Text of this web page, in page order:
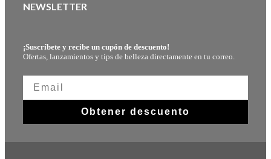
NEWSLETTER
¡Suscríbete y recibe un cupón de descuento!
Ofertas, lanzamientos y tips de belleza directamente en tu correo.
Obtener descuento